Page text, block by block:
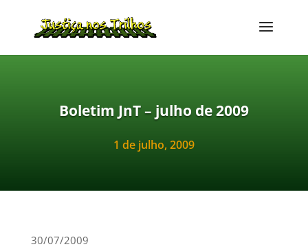
Boletim JnT – julho de 2009
1 de julho, 2009
30/07/2009